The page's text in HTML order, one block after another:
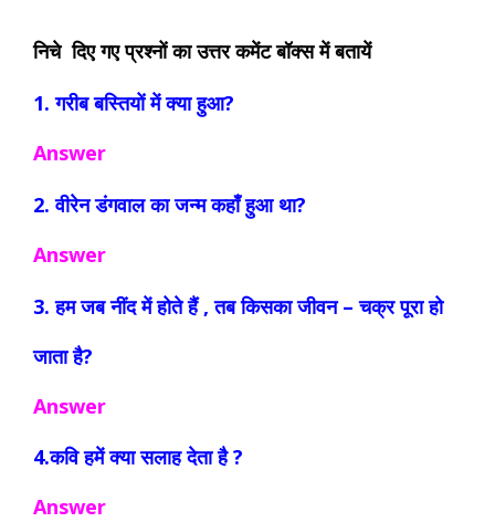
निचे दिए गए प्रश्नों का उत्तर कमेंट बॉक्स में बतायें
1. गरीब बस्तियों में क्या हुआ?
Answer
2. वीरेन डंगवाल का जन्म कहाँ हुआ था?
Answer
3. हम जब नींद में होते हैं , तब किसका जीवन – चक्र पूरा हो
जाता है?
Answer
4.कवि हमें क्या सलाह देता है ?
Answer